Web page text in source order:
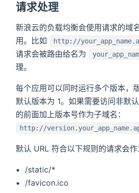
请求处理
新浪云的负载均衡会使用请求的域
用。比如
http://
请求会被路由给名为
理。
每个应用可以同时运行多个版本，
默认版本为 1。如果需要访问非默
的前面加上版本号作为子域名：
http://
默认 URL 符合以下规则的请求会作
/static/*
/favicon.ico